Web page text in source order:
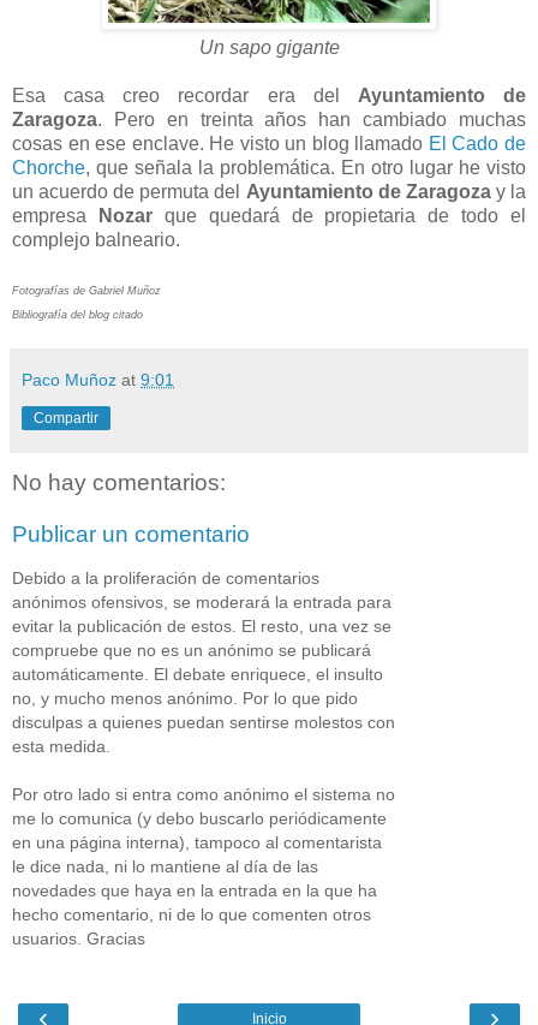
Un sapo gigante
Esa casa creo recordar era del Ayuntamiento de
Zaragoza. Pero en treinta años han cambiado muchas
cosas en ese enclave. He visto un blog llamado El Cado de
Chorche, que señala la problemática. En otro lugar he visto
un acuerdo de permuta del Ayuntamiento de Zaragoza y la
empresa
Nozarque quedará de propietaria de todo el
complejo balneario.
Fotografías de Gabriel Muñoz
Bibliografía del blog citado
Paco Muñoz at 9:01
Compartir
No hay comentarios:
Publicar un comentario
Debido a la proliferación de comentarios
anónimos ofensivos, se moderará la entrada para
evitar la publicación de estos. El resto, una vez se
compruebe que no es un anónimo se publicará
automáticamente. El debate enriquece, el insulto
no, y mucho menos anónimo. Por lo que pido
disculpas a quienes puedan sentirse molestos con
esta medida.
Por otro lado si entra como anónimo el sistema no
me lo comunica (y debo buscarlo periódicamente
en una página interna), tampoco al comentarista
le dice nada, ni lo mantiene al día de las
novedades que haya en la entrada en la que ha
hecho comentario, ni de lo que comenten otros
usuarios. Gracias
‹ ›
Inicio